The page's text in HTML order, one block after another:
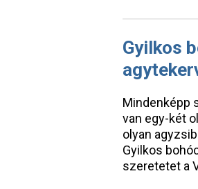
Gyilkos
Mindenképp
van egy-két
olyan
Gyilkos
szeretetet a